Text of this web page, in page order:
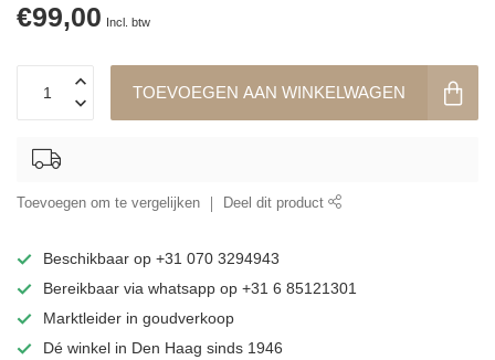
€99,00 Incl. btw
TOEVOEGEN AAN WINKELWAGEN
Toevoegen om te vergelijken Deel dit product
Beschikbaar op +31 070 3294943
Bereikbaar via whatsapp op +31 6 85121301
Marktleider in goudverkoop
Dé winkel in Den Haag sinds 1946